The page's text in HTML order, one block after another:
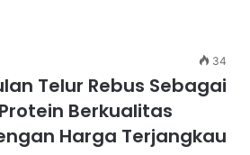
34
Telur Rebus Sebagai
Berkualitas
Harga Terjangkau